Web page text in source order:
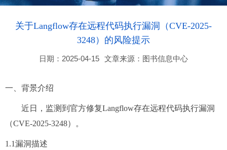
关于Langflow存在远程代码执行漏洞（CVE-2025-
3248）的风险提示
日期：2025-04-15 文章来源：图书信息中心
一、背景介绍
近日，监测到官方修复Langflow存在远程代码执行漏洞
（CVE-2025-3248）。
1.1漏洞描述